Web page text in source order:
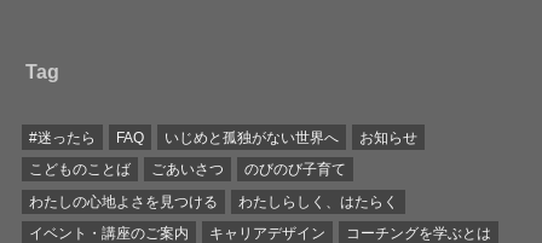
Tag
#迷ったら FAQ いじめと孤独がない世界へ
お知らせ
こどものことば
ごあいさつ
のびのび子育て
わたしの心地よさを見つける
わたしらしく、はたらく
イベント・講座のご案内
キャリアデザイン
コーチングを学ぶとは